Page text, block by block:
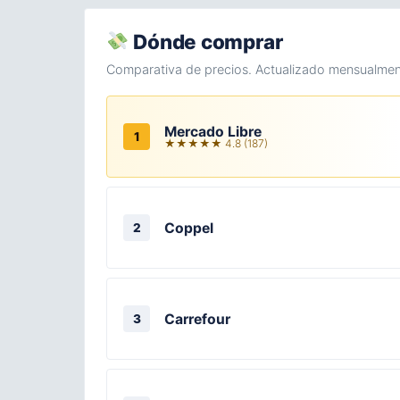
Dónde comprar
Comparativa de precios. Actualizado
1 Mercado Libre
★★★★★ 4.8 (187)
2 Coppel
3 Carrefour